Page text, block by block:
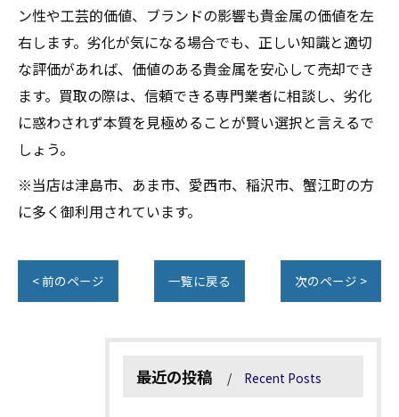
ン性や工芸的価値、ブランドの影響も貴金属の価値を左
右します。劣化が気になる場合でも、正しい知識と適切
な評価があれば、価値のある貴金属を安心して売却でき
ます。買取の際は、信頼できる専門業者に相談し、劣化
に惑わされず本質を見極めることが賢い選択と言えるで
しょう。
※当店は津島市、あま市、愛西市、稲沢市、蟹江町の方
に多く御利用されています。
< 前のページ 一覧に戻る 次のページ >
最近の投稿 Recent Posts